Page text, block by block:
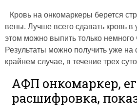
Кровь на онкомаркеры берется
вены. Лучше всего сдавать кровь в
этом можно выпить только немного
Результаты можно получить уже
крайнем случае, в течение трех
АФП онкомаркер,
расшифровка,